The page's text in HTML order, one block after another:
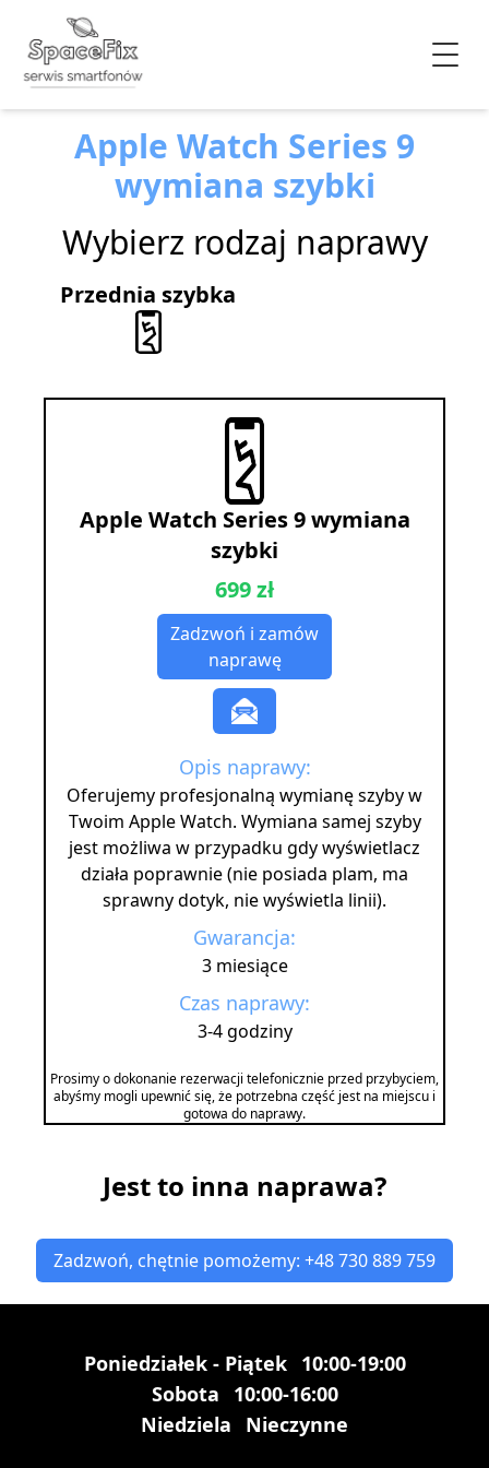
Apple Watch Series 9
wymiana szybki
Wybierz rodzaj naprawy
Przednia szybka
Apple Watch Series 9 wymiana
szybki
699 zł
Zadzwoń i zamów
naprawę
Opis naprawy:
Oferujemy profesjonalną wymianę szyby w
Twoim Apple Watch. Wymiana samej szyby
jest możliwa w przypadku gdy wyświetlacz
działa poprawnie (nie posiada plam, ma
sprawny dotyk, nie wyświetla linii).
Gwarancja:
3 miesiące
Czas naprawy:
3-4 godziny
Prosimy o dokonanie rezerwacji telefonicznie przed przybyciem,
abyśmy mogli upewnić się, że potrzebna część jest na miejscu i
gotowa do naprawy.
Jest to inna naprawa?
Zadzwoń, chętnie pomożemy: +48 730 889 759
Poniedziałek - Piątek 10:00-19:00
Sobota
10:00-16:00
Niedziela
Nieczynne